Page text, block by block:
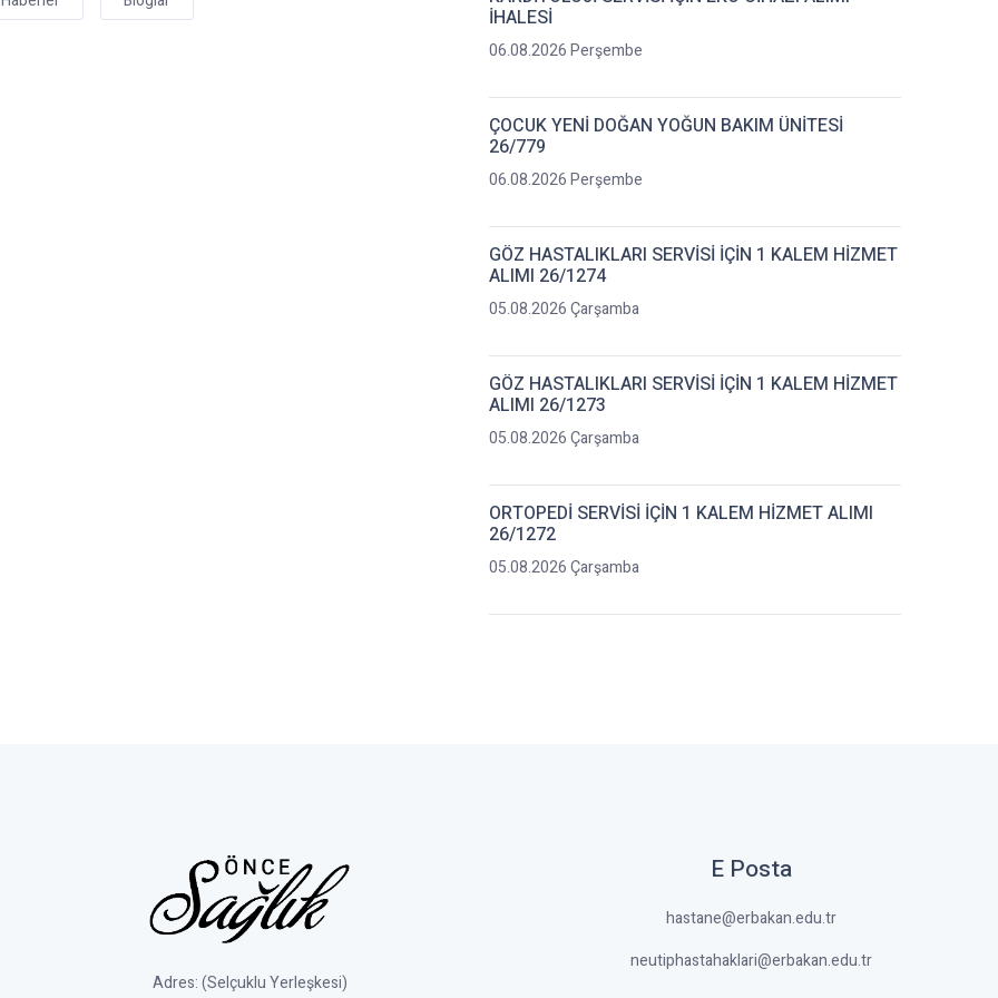
İHALESİ
06.08.2026 Perşembe
ÇOCUK YENİ DOĞAN YOĞUN BAKIM ÜNİTESİ
26/779
06.08.2026 Perşembe
GÖZ HASTALIKLARI SERVİSİ İÇİN 1 KALEM HİZMET
ALIMI 26/1274
05.08.2026 Çarşamba
GÖZ HASTALIKLARI SERVİSİ İÇİN 1 KALEM HİZMET
ALIMI 26/1273
05.08.2026 Çarşamba
ORTOPEDİ SERVİSİ İÇİN 1 KALEM HİZMET ALIMI
26/1272
05.08.2026 Çarşamba
Adres: (Selçuklu Yerleşkesi)
E Posta
hastane@erbakan.edu.tr
neutiphastahaklari@erbakan.edu.tr